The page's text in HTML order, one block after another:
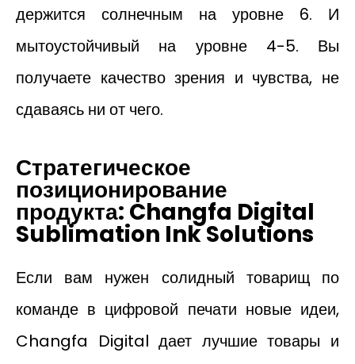
держится солнечным на уровне 6. И
мытоустойчивый на уровне 4-5. Вы
получаете качество зрения и чувства, не
сдаваясь ни от чего.
Стратегическое
позиционирование
продукта: Changfa Digital
Sublimation Ink Solutions
Если вам нужен солидный товарищ по
команде в цифровой печати новые идеи,
Changfa Digital дает лучшие товары и